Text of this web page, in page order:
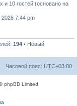
и 10 гостей (основано на
7:44 pm
194 • Новый
Часовой пояс: UTC+03:00
phpBB Limited